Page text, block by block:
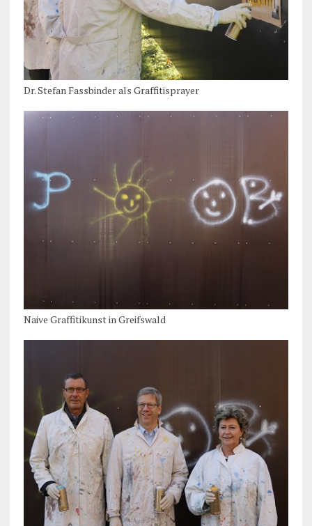
Dr. Stefan Fassbinder als Graffitisprayer
Naive Graffitikunst in Greifswald